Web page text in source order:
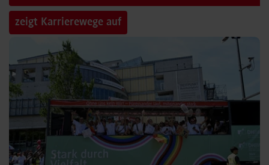
zeigt Karrierewege auf